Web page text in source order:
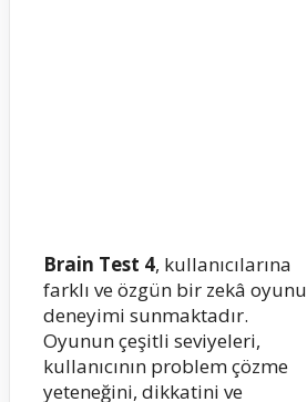
Brain Test 4, kullanıcılarına
farklı ve özgün bir zekâ oyunu
deneyimi sunmaktadır.
Oyunun çeşitli seviyeleri,
kullanıcının problem çözme
yeteneğini, dikkatini ve